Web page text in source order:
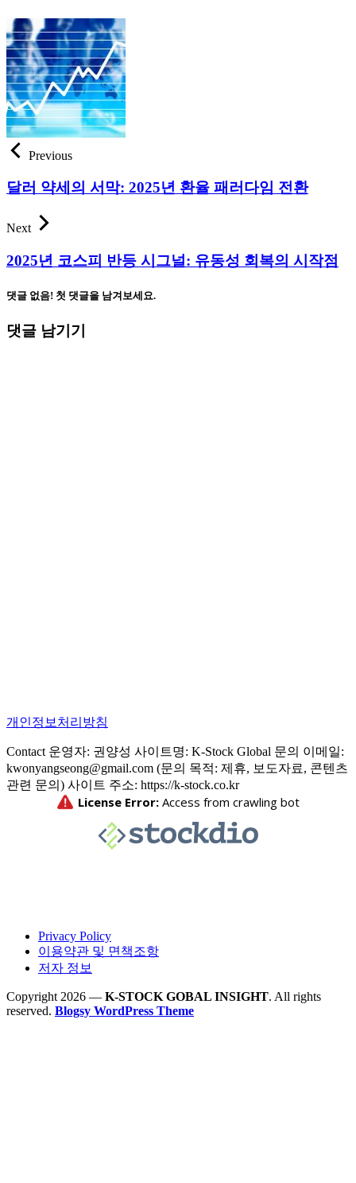
Previous
달러 약세의 서막: 2025년 환율 패러다임 전환
Next
2025년 코스피 반등 시그널: 유동성 회복의 시작점
댓글 없음! 첫 댓글을 남겨보세요.
댓글 남기기
개인정보처리방침
Contact 운영자: 권양성 사이트명: K-Stock Global 문의 이메일:
kwonyangseong@gmail.com (문의 목적: 제휴, 보도자료, 콘텐츠
관련 문의) 사이트 주소: https://k-stock.co.kr
Privacy Policy
이용약관 및 면책조항
저자 정보
Copyright 2026 — K-STOCK GOBAL INSIGHT. All rights
reserved. Blogsy WordPress Theme